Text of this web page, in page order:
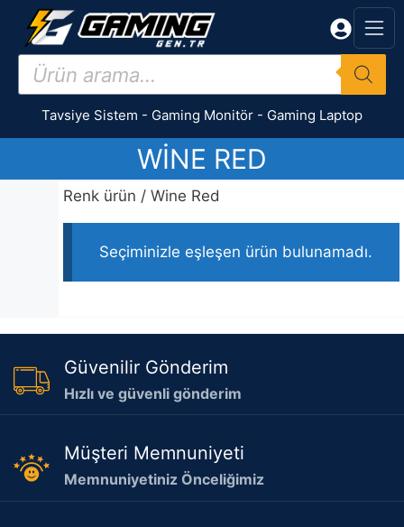
İçeriğe
Products
search
Tavsiye Sistem - Gaming Monitör - Gaming Laptop
WINE RED
Renk ürün / Wine Red
Seçiminizle eşleşen ürün bulunamadı.
Güvenilir Gönderim
Hızlı ve güvenli gönderim
Müşteri Memnuniyeti
Memnuniyetiniz Önceliğimiz